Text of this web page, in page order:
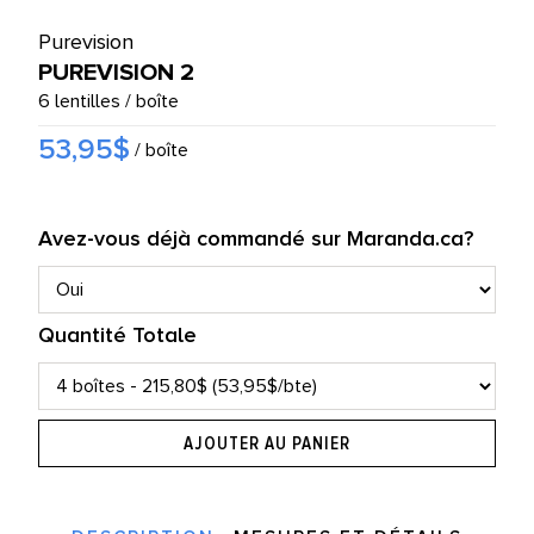
LES MARQUES
Purevision
PUREVISION 2
6 lentilles / boîte
53,95$ / boîte
Avez-vous déjà commandé sur Maranda.ca?
Quantité Totale
AJOUTER AU PANIER